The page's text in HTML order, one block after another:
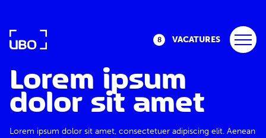
8 VACATURES
VACATURES
TRAINEESHIP
SALES
Lorem ipsum
dolor sit amet
Lorem ipsum dolor sit amet, consectetuer adipiscing elit. Aenean